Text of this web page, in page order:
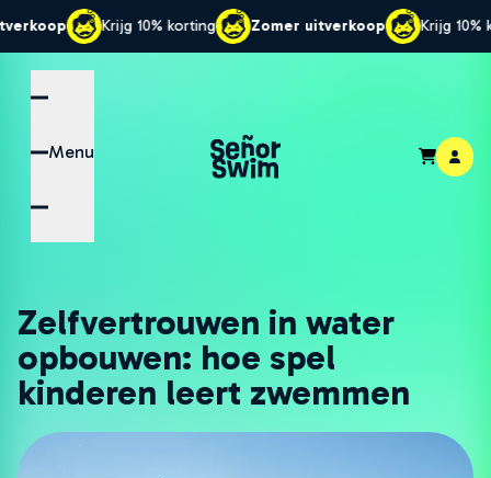
Krijg 10% korting Zomer uitverkoop Krijg 10% korting
Menu
Zelfvertrouwen in water
opbouwen: hoe spel
kinderen leert zwemmen